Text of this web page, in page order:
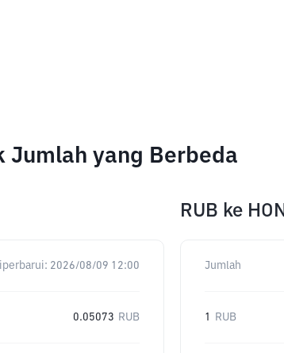
Jumlah yang Berbeda
2026/08/09 12:00
0.05073 RUB
RUB ke
Jumlah
1 RUB